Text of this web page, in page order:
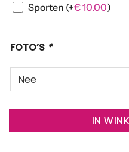
Sporten (+€10.00)
FOTO’S *
IN